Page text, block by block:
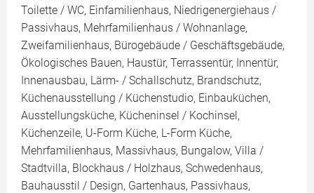
Toilette / WC, Einfamilienhaus, Niedrigenergiehaus /
Passivhaus, Mehrfamilienhaus / Wohnanlage,
Zweifamilienhaus, Bürogebäude / Geschäftsgebäude,
Ökologisches Bauen, Haustür, Terrassentür, Innentür,
Innenausbau, Lärm- / Schallschutz, Brandschutz,
Küchenausstellung / Küchenstudio, Einbauküchen,
Ausstellungsküche, Kücheninsel / Kochinsel,
Küchenzeile, U-Form Küche, L-Form Küche,
Mehrfamilienhaus, Massivhaus, Bungalow, Villa /
Stadtvilla, Blockhaus / Holzhaus, Schwedenhaus,
Bauhausstil / Design, Gartenhaus, Passivhaus,